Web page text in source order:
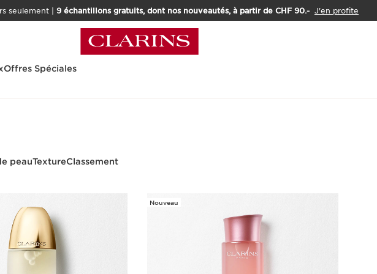
seulement | 9 échantillons gratuits, dont nos nouveautés, à partir de CHF 90.- J'en profite
Offres Spéciales
peauTextureClassement
Nouveau